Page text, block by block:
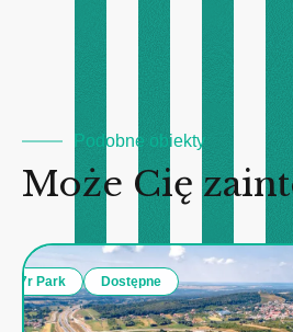
Podobne obiekty
Może Cię
7r Park Dostępne